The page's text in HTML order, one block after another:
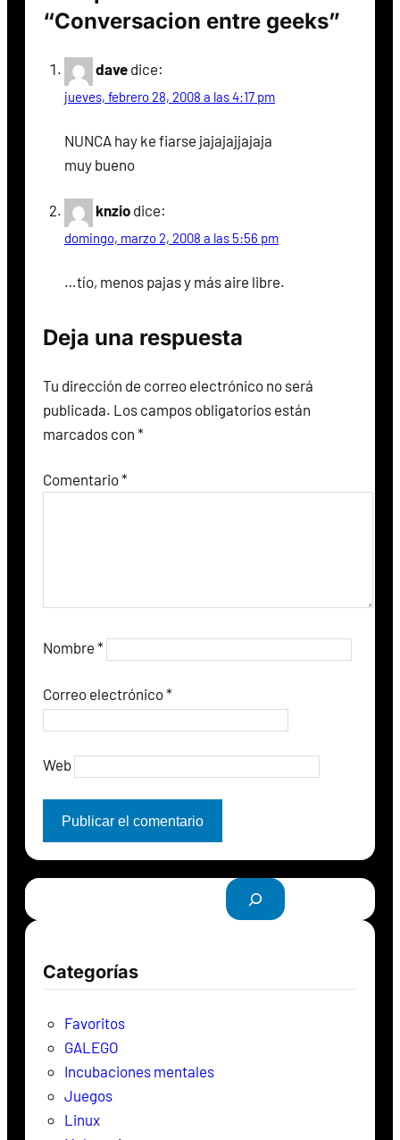
“Conversacion entre geeks”
dave dice:
jueves, febrero 28, 2008 a las 4:17 pm
NUNCA hay ke fiarse jajajajjajaja
muy bueno
knzio dice:
domingo, marzo 2, 2008 a las 5:56 pm
…tío, menos pajas y más aire libre.
Deja una respuesta
Tu dirección de correo electrónico no será
publicada. Los campos obligatorios están
marcados con *
Comentario*
Nombre *
Correo electrónico*
Web
B
u
s
Categorías
Favoritos
GALEGO
Incubaciones mentales
Juegos
Linux